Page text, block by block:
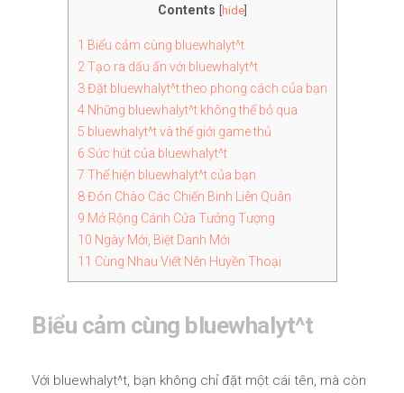
Contents hide]
1 Biểu cảm cùng bluewhalyt^t
2Tạo ra dấu ấn với bluewhalyt^t
3Đặt bluewhalyt^t theo phong cách của bạn
4Những bluewhalyt^t không thể bỏ qua
5 bluewhalyt^t và thế giới game thủ
6 Sức hút của bluewhalyt^t
7 Thể hiện bluewhalyt^t của bạn
8Đón Chào Các Chiến Binh Liên Quân
9 Mở Rộng Cánh Cửa Tưởng Tượng
10 Ngày Mới, Biệt Danh Mới
11 Cùng Nhau Viết Nên Huyền Thoại
Biểu cảm cùng bluewhalyt^t
Với bluewhalyt^t, bạn không chỉ đặt một cái tên, mà còn